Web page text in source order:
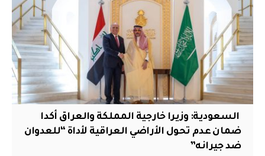
‏ السعودية: وزيرا خارجية المملكة والعراق أكدا
ضمان عدم تحول الأراضي العراقية لأداة “للعدوان
ضد جيرانه”